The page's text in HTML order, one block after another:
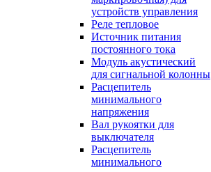
устройств управления
Реле тепловое
Источник питания
постоянного тока
Модуль акустический
для сигнальной колонны
Расцепитель
минимального
напряжения
Вал рукоятки для
выключателя
Расцепитель
минимального